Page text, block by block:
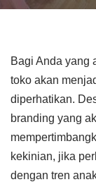
Bagi Anda yang
toko akan
diperhatikan.
branding yang
kekinian, jika
dengan tren